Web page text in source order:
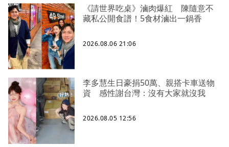
《請世界吃桌》滷肉爆紅 陳隨意不
藏私公開食譜！5食材滷出一鍋香
2026.08.06 21:06
李多慧生日豪捐50萬、親搭卡車送物
資 感性謝台灣：沒有大家就沒我
2026.08.05 12:56